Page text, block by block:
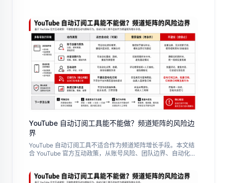
YouTube 自动订阅工具能不能做？频道矩阵的风险边
界
YouTube 自动订阅工具不适合作为频道矩阵增长手段。本文结
合 YouTube 官方互动政策，从账号风险、团队边界、自动化替